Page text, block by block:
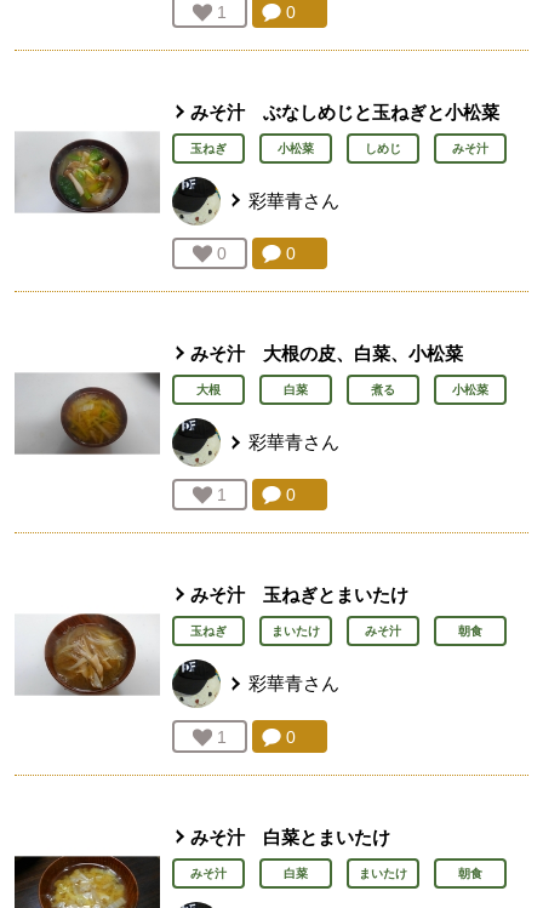
お気に入り登録：
1 人が登録コメント：
0
みそ汁 ぶなしめじと玉ねぎと小松菜
玉ねぎ 小松菜 しめじ みそ汁
彩華青さん
お気に入り登録：
0 人が登録コメント：
0
みそ汁 大根の皮、白菜、小松菜
大根 白菜 煮る 小松菜
彩華青さん
お気に入り登録：
1 人が登録コメント：
0
みそ汁 玉ねぎとまいたけ
玉ねぎ まいたけ みそ汁 朝食
彩華青さん
お気に入り登録：
1 人が登録コメント：
0
みそ汁 白菜とまいたけ
みそ汁 白菜 まいたけ 朝食